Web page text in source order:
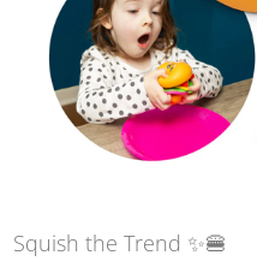
Squish the Trend ✨🍔